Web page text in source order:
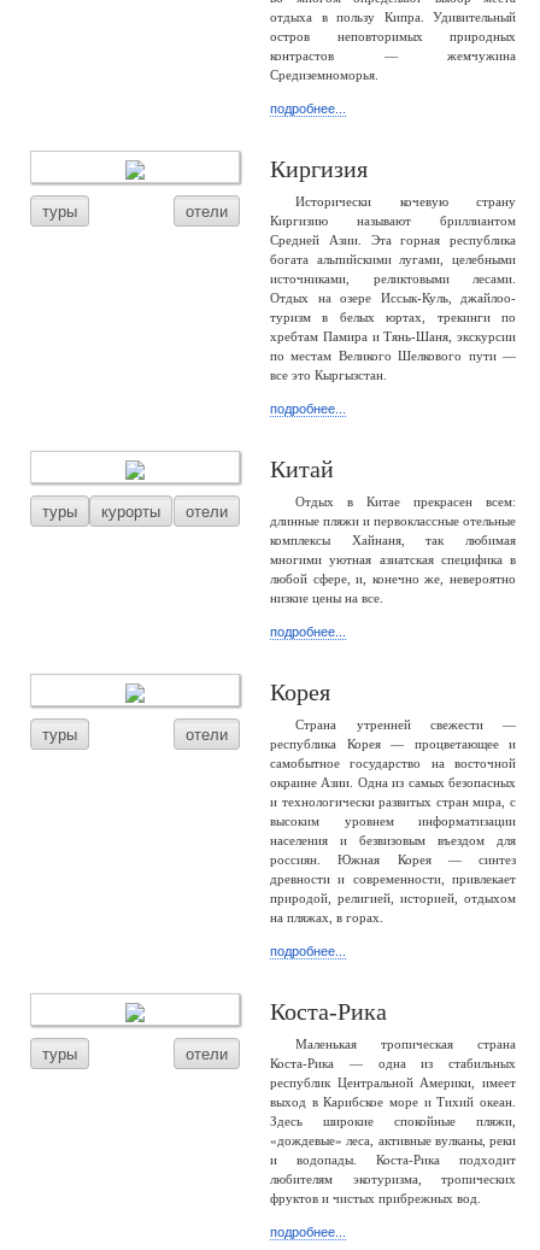
отдыха в пользу Кипра. Удивительный
остров неповторимых природных
контрастов — жемчужина
Средиземноморья.
подробнее...
туры отели
Киргизия
Исторически кочевую страну
Киргизию называют бриллиантом
Средней Азии. Эта горная республика
богата альпийскими лугами, целебными
источниками, реликтовыми лесами.
Отдых на озере Иссык-Куль, джайлоо-
туризм в белых юртах, трекинги по
хребтам Памира и Тянь-Шаня, экскурсии
по местам Великого Шелкового пути —
все это Кыргызстан.
подробнее...
туры курорты отели
Китай
Отдых в Китае прекрасен всем:
длинные пляжи и первоклассные отельные
комплексы Хайнаня, так любимая
многими уютная азиатская специфика в
любой сфере, и, конечно же, невероятно
низкие цены на все.
подробнее...
туры отели
Корея
Страна утренней свежести —
республика Корея — процветающее и
самобытное государство на восточной
окраине Азии. Одна из самых безопасных
и технологически развитых стран мира, с
высоким уровнем информатизации
населения и безвизовым въездом для
россиян. Южная Корея — синтез
древности и современности, привлекает
природой, религией, историей, отдыхом
на пляжах, в горах.
подробнее...
туры отели
Коста-Рика
Маленькая тропическая страна
Коста-Рика — одна из стабильных
республик Центральной Америки, имеет
выход в Карибское море и Тихий океан.
Здесь широкие спокойные пляжи,
«дождевые» леса, активные вулканы, реки
и водопады. Коста-Рика подходит
любителям экотуризма, тропических
фруктов и чистых прибрежных вод.
подробнее...